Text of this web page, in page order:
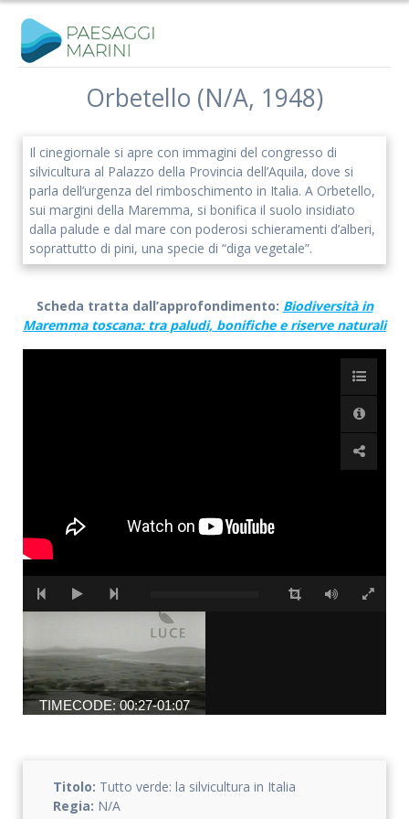
Salta
Orbetello (N/A, 1948)
Il cinegiornale si apre con immagini del congresso di
silvicultura al Palazzo della Provincia dell’Aquila, dove si
parla dell’urgenza del rimboschimento in Italia. A Orbetello,
sui margini della Maremma, si bonifica il suolo insidiato
dalla palude e dal mare con poderosi schieramenti d’alberi,
soprattutto di pini, una specie di “diga vegetale”.
Scheda tratta dall’approfondimento: Biodiversità in
Maremma toscana: tra paludi, bonifiche e riserve naturali
TIMECODE: 00:27-01:07
Titolo: Tutto verde: la silvicultura in Italia
Regia: N/A